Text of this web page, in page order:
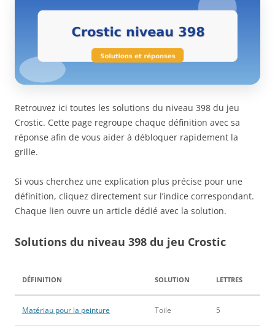
Retrouvez ici toutes les solutions du niveau 398 du jeu
Crostic. Cette page regroupe chaque définition avec sa
réponse afin de vous aider à débloquer rapidement la
grille.
Si vous cherchez une explication plus précise pour une
définition, cliquez directement sur l’indice correspondant.
Chaque lien ouvre un article dédié avec la solution.
Solutions du niveau 398 du jeu Crostic
DÉFINITION SOLUTION LETTRES
Matériau pour la peinture Toile 5